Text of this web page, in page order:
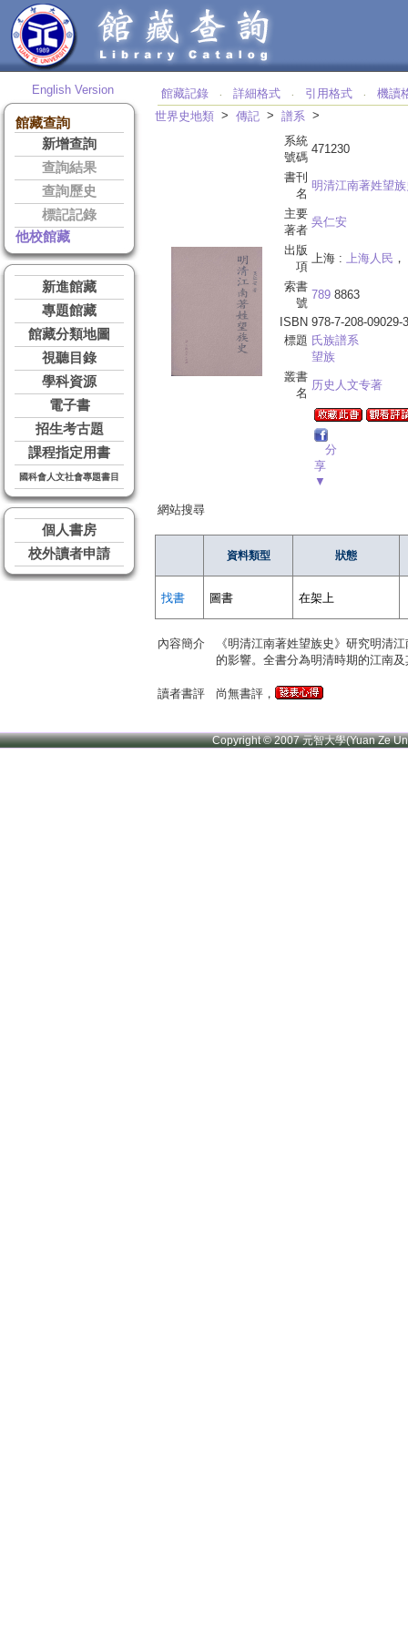
English Version
館藏查詢
新增查詢
查詢結果
查詢歷史
標記記錄
他校館藏
新進館藏
專題館藏
館藏分類地圖
視聽目錄
學科資源
電子書
招生考古題
課程指定用書
國科會人文社會專題書目
個人書房
校外讀者申請
館藏記錄 ‧ 詳細格式 ‧ 引用格式 ‧
機讀
世界史地類 > 傳記 > 譜系 >
系統
號碼
471230
書刊
名
明清江南著姓望
主要
著者
吳仁安
出版
項
上海 : 上海人民
索書
號
789 8863
ISBN 978-7-208-09029-3
標題 氏族譜系
望族
叢書
名
历史人文专著
分
享
▼
網站搜尋
資料類型 狀態
找書 圖書 在架上
內容簡介
《明清江南著姓望族史》研究明清
的影響。全書分為明清時期的江南
讀者書評 尚無書評，
Copyright © 2007 元智大學(Yuan Ze